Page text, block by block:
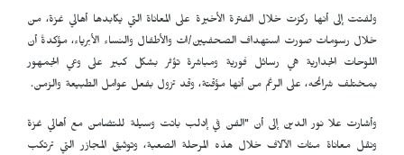
ولفتت إلى أنها ركزت خلال الفترة الأخيرة على المعاناة التي يكابدها أهالي غزة، من
خلال رسومات صورت استهداف الصحفيين/ات والأطفال والنساء الأبرياء، مؤكدةً أن
اللوحات الجدارية هي رسائل فورية ومباشرة تؤثر بشكل كبير على وعي الجمهور
بمختلف شرائحه، على الرغم من أنها مؤقتة، وقد تزول بفعل عوامل الطبيعة والزمن.
وأشارت علا نور الدين إلى أن "الفن في إدلب باتت وسيلة للتضامن مع أهالي غزة
ونقل معاناة مئات الآلاف خلال هذه المرحلة الصعبة، وتوثيق المجازر التي ترتكب